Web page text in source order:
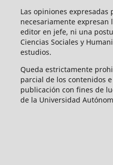
Las opiniones expresadas
necesariamente
editor en jefe, ni una
Ciencias Sociales y
estudios.
Queda estrictamente
parcial de los contenidos
publicación con fines de
de la Universidad